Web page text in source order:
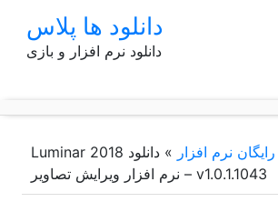
دانلود ها پلاس
دانلود نرم افزار و بازی
رایگان نرم افزار »
دانلود Luminar 2018
v1.0.1.1043 – نرم افزار ویرایش تصاویر